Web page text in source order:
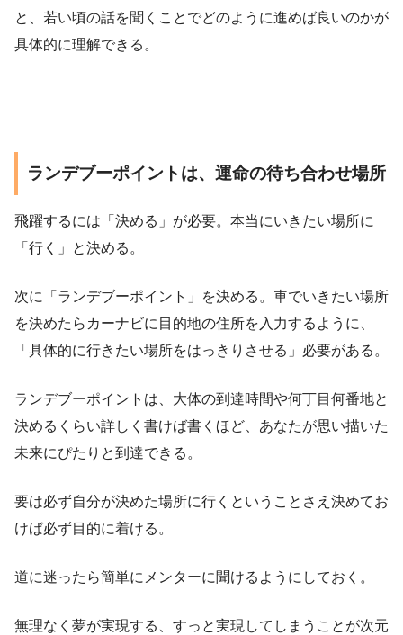
と、若い頃の話を聞くことでどのように進めば良いのかが
具体的に理解できる。
ランデブーポイントは、運命の待ち合わせ場所
飛躍するには「決める」が必要。本当にいきたい場所に
「行く」と決める。
次に「ランデブーポイント」を決める。車でいきたい場所
を決めたらカーナビに目的地の住所を入力するように、
「具体的に行きたい場所をはっきりさせる」必要がある。
ランデブーポイントは、大体の到達時間や何丁目何番地と
決めるくらい詳しく書けば書くほど、あなたが思い描いた
未来にぴたりと到達できる。
要は必ず自分が決めた場所に行くということさえ決めてお
けば必ず目的に着ける。
道に迷ったら簡単にメンターに聞けるようにしておく。
無理なく夢が実現する、すっと実現してしまうことが次元